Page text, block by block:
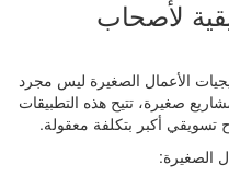
لأصحاب
الأعمال الصغيرة ليس مجرد
صغيرة، تتيح هذه التطبيقات
تسويقي أكبر بتكلفة معقولة.
الصغيرة: